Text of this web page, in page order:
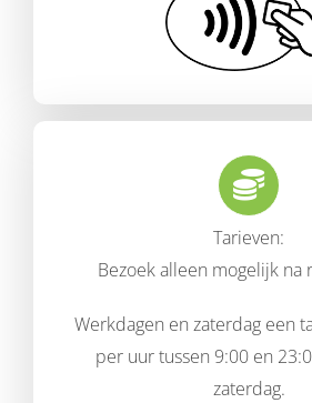
Tarieven:
Bezoek alleen mogelijk na
Werkdagen en zaterdag een
per uur tussen 9:00 en
zaterdag.